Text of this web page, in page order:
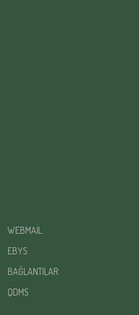
WEBMAİL
EBYS
BAĞLANTILAR
QDMS